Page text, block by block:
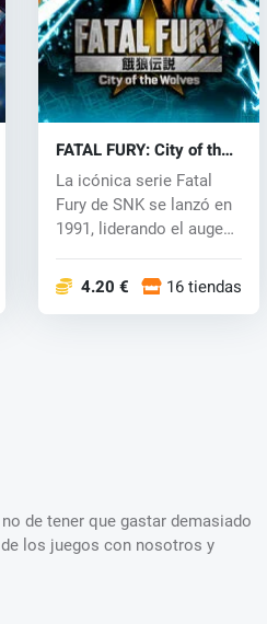
FATAL FURY: City of the
Wolves (PC) key
La icónica serie Fatal
Fury de SNK se lanzó en
1991, liderando el auge
4.20 € 16 tiendas
de tener que gastar demasiado
los juegos con nosotros y